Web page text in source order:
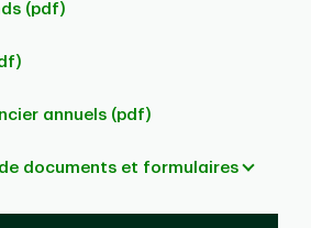
(pdf)
annuels (pdf)
documents et formulaires